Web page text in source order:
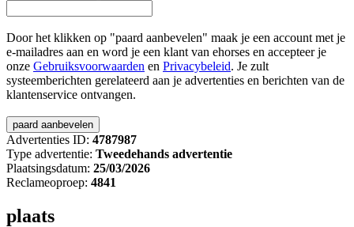
Door het klikken op "paard aanbevelen" maak je een account met je
e-mailadres aan en word je een klant van ehorses en accepteer je
onze Gebruiksvoorwaarden en Privacybeleid. Je zult
systeemberichten gerelateerd aan je advertenties en berichten van de
klantenservice ontvangen.
Advertenties ID: 4787987
Type advertentie: Tweedehands advertentie
Plaatsingsdatum: 25/03/2026
Reclameoproep: 4841
plaats